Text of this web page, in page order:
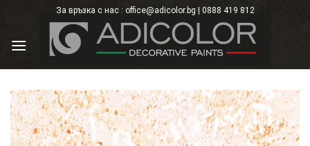
content
За връзка с нас : office@adicolor.bg | 0888 419 812
×